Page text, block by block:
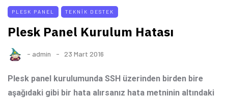
PLESK PANEL TEKNIK DESTEK
Plesk Panel Kurulum Hatası
- admin 23 Mart 2016
Plesk panel kurulumunda SSH üzerinden birden bire
aşağıdaki gibi bir hata alırsanız hata metninin altındaki